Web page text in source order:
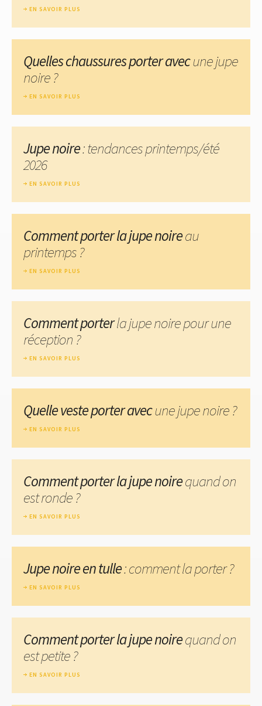
EN SAVOIR PLUS
Quelles chaussures porter avecune jupe
noire ?
EN SAVOIR PLUS
Jupe noire: tendances printemps/été
2026
EN SAVOIR PLUS
Comment porter la jupe noireau
printemps ?
EN SAVOIR PLUS
Comment porterla jupe noire pour une
réception ?
EN SAVOIR PLUS
Quelle veste porter avecune jupe noire ?
EN SAVOIR PLUS
Comment porter la jupe noirequand on
est ronde ?
EN SAVOIR PLUS
Jupe noire en tulle: comment la porter ?
EN SAVOIR PLUS
Comment porter la jupe noirequand on
est petite ?
EN SAVOIR PLUS